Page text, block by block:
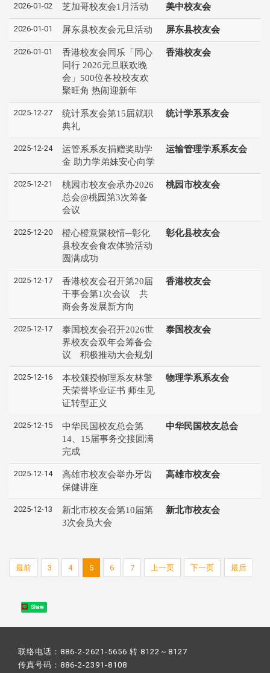
2026-01-02 芝加哥校友会1月活动 美中校友会
2026-01-01 屏东县校友会元旦活动 屏东县校友会
2026-01-01
香港校友会同乐「同心
同行 2026元旦联欢晚
会」500位各校校友欢
聚旺角 热闹迎新年
香港校友会
2025-12-27
统计系友会第15届就职
典礼
统计学系系友会
2025-12-24
运管系系友捐赠奖助学
金 助力学弟妹安心向学
运输管理学系系友会
2025-12-21
桃园市校友会承办2026
总会@桃园第3次筹备
会议
桃园市校友会
2025-12-20
橙心橙意聚校情─彰化
县校友会食农体验活动
圆满成功
彰化县校友会
2025-12-17
香港校友会召开第20届
干事会第1次会议 共
商会务发展新方向
香港校友会
2025-12-17
泰国校友会召开2026世
界校友会双年会筹备会
议 积极推动大会规划
泰国校友会
2025-12-16
本校颁授物理系友林擎
天荣誉毕业证书 师生见
证转型正义
物理学系系友会
2025-12-15
中华民国校友总会第
14、15届事务交接圆满
完成
中华民国校友总会
2025-12-14
高雄市校友会举办牙齿
保健讲座
高雄市校友会
2025-12-13
新北市校友会第10届第
3次会员大会
新北市校友会
最前 3 4 5 6 7 上一页 下一页 最后
Share
联络电话：886-2-2621-5656 转 8122～8127
传真号码：886-2-2391-8108